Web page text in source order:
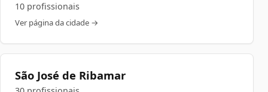
10 profissionais
Ver página da cidade →
São José de Ribamar